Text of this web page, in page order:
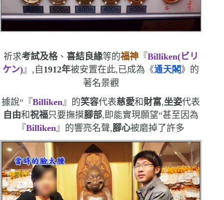
祈求考試及格、 喜結良緣等的福神『Billiken(ビリ
ケン) 』, 自1912年被安置在此,已成為 《通天閣》的
著名景觀
據說“ 『Billiken』的笑容代表慈愛和 財富,坐姿代表
自由和祝福只要撫摸腳部,即能實現願望“甚至 因為
『Billiken』的響亮名聲,腳心被磨掉了許多